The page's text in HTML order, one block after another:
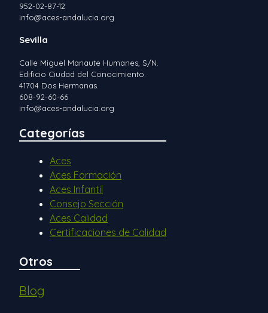
952-02-87-12
info@aces-andalucia.org
Sevilla
Calle Miguel Manaute Humanes, S/N.
Edificio Ciudad del Conocimiento.
41704 Dos Hermanas.
608-92-60-66
info@aces-andalucia.org
Categorías
Aces
Aces Formación
Aces Infantil
Consejo Sección
Aces Calidad
Certificaciones de Calidad
Otros
Blog